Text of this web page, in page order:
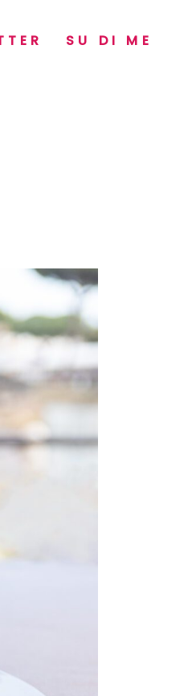
SU DI ME